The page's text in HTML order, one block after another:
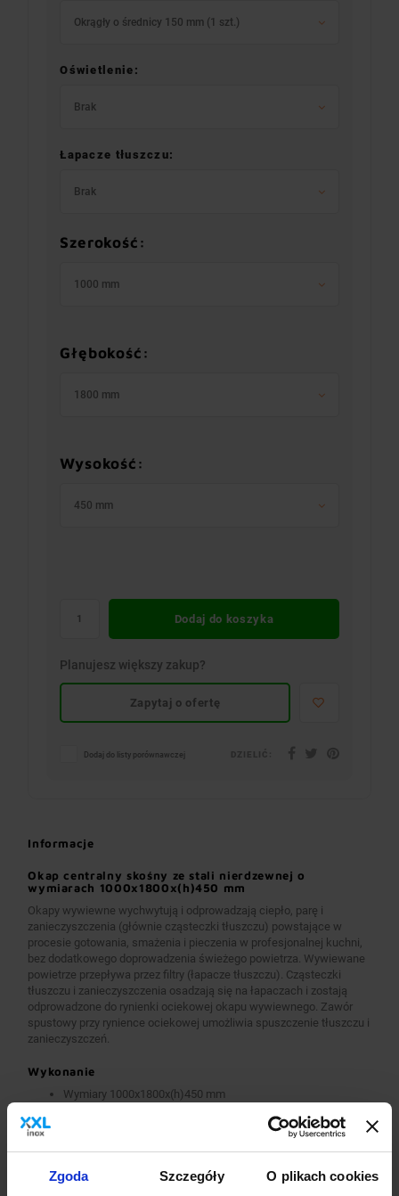
Zgoda Szczegóły O plikach cookies
Okrągły o średnicy 150 mm (1 szt.)
Oświetlenie:
Brak
Łapacze tłuszczu:
Brak
Szerokość:
1000 mm
Głębokość:
1800 mm
Wysokość:
450 mm
Dodaj do koszyka
Planujesz większy zakup?
Zapytaj o ofertę
Dodaj do listy porównawczej
Informacje
Okap centralny skośny ze stali nierdzewnej o
wymiarach 1000x1800x(h)450 mm
Okapy wywiewne wychwytują i odprowadzają ciepło, parę i
zanieczyszczenia (głównie cząsteczki tłuszczu) powstające w
procesie gotowania, smażenia i pieczenia w profesjonalnej kuchni,
bez dodatkowego doprowadzenia świeżego powietrza. Wywiewane
powietrze przepływa przez filtry (łapacze tłuszczu). Cząsteczki
tłuszczu i zanieczyszczenia osadzają się na łapaczach i zostają
odprowadzone do rynienki ociekowej okapu wywiewnego. Zawór
spustowy przy rynience ociekowej umożliwia spuszczenie tłuszczu i
zanieczyszczeń.
Wykonanie
Wymiary 1000x1800x(h)450 mm
Okapy wywiewne o wymiarach A>2600 mm wykonane są w
wersji łączonej (skręcanej) z dwóch lub więcej przelotowych
Okapy wyposażone są w system otworów i zawiesi